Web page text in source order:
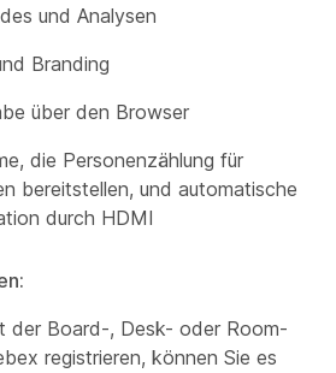
und Analysen
Branding
über den Browser
die Personenzählung für
bereitstellen, und automatische
durch HDMI
der Board-, Desk- oder Room-
registrieren, können Sie es